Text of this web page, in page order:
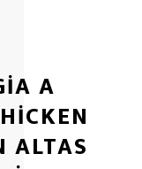
A
ALTAS